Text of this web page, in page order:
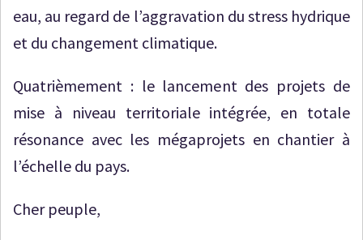
eau, au regard de l’aggravation du stress hydrique
et du changement climatique.
Quatrièmement : le lancement des projets de
mise à niveau territoriale intégrée, en totale
résonance avec les mégaprojets en chantier à
l’échelle du pays.
Cher peuple,